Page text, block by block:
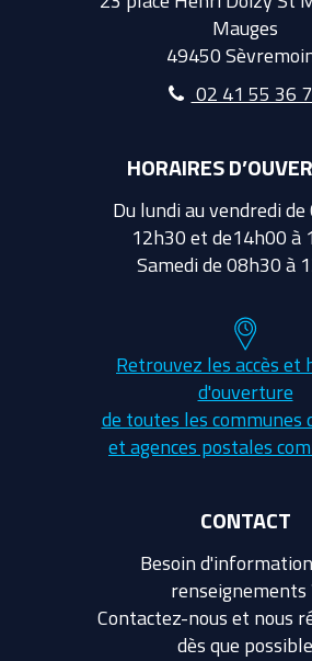
Mauges
49450
02 41 55 36
HORAIRES
Du lundi au vendredi
12h30 et de14h00 à
Samedi de 08h30 à
Retrouvez les accès et
d'ouverture
de toutes les communes
et agences postales
CONTACT
Besoin
renseignements
Contactez-nous et nous
dès que possible